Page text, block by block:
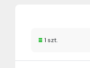
1 szt.